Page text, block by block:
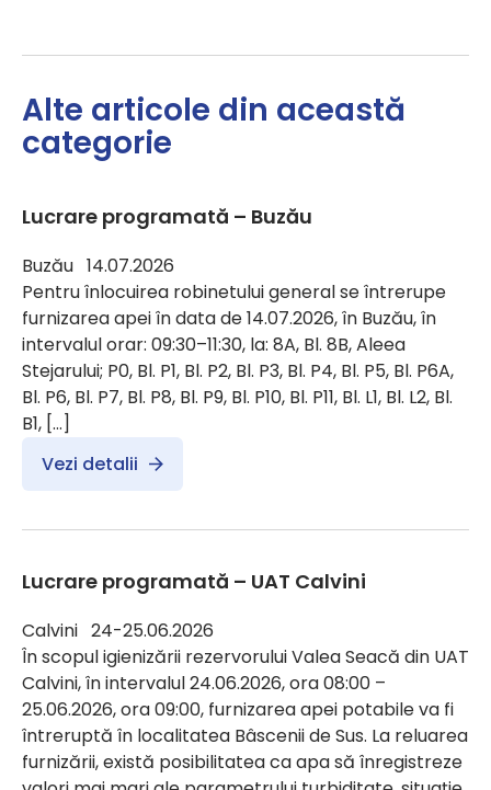
Alte articole din această
categorie
Lucrare programată – Buzău
Buzău 14.07.2026
Pentru înlocuirea robinetului general se întrerupe
furnizarea apei în data de 14.07.2026, în Buzău, în
intervalul orar: 09:30–11:30, la: 8A, Bl. 8B, Aleea
Stejarului; P0, Bl. P1, Bl. P2, Bl. P3, Bl. P4, Bl. P5, Bl. P6A,
Bl. P6, Bl. P7, Bl. P8, Bl. P9, Bl. P10, Bl. P11, Bl. L1, Bl. L2, Bl.
B1, […]
Vezi detalii
Lucrare programată – UAT Calvini
Calvini 24-25.06.2026
În scopul igienizării rezervorului Valea Seacă din UAT
Calvini, în intervalul 24.06.2026, ora 08:00 –
25.06.2026, ora 09:00, furnizarea apei potabile va fi
întreruptă în localitatea Bâscenii de Sus. La reluarea
furnizării, există posibilitatea ca apa să înregistreze